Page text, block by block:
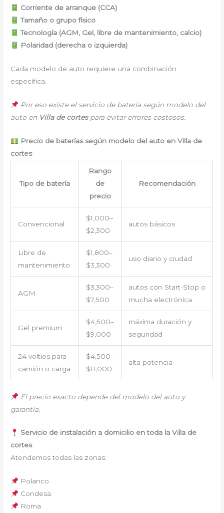
Corriente de arranque (CCA)
Tamaño o grupo físico
Tecnología (AGM, Gel, libre de mantenimiento, calcio)
Polaridad (derecha o izquierda)
Cada modelo de auto requiere una combinación
específica.
Por eso existe el servicio de batería según modelo del
auto en Villa de cortespara evitar errores costosos.
Precio de baterías según modelo del auto en Villa de
cortes
Tipo de batería
Rango
de
precio
Recomendación
Convencional
$1,000–
$2,300
autos básicos
Libre de
mantenimiento
$1,800–
$3,300
uso diario y ciudad
AGM
$3,300–
$7,500
autos con Start-Stop o
mucha electrónica
Gel premium
$4,500–
$9,000
máxima duración y
seguridad
24 voltios para
camión o carga
$4,500–
$11,000
alta potencia
El precio exacto depende del modelo del auto y
garantía.
Servicio de instalación a domicilio en toda la Villa de
cortes
Atendemos todas las zonas:
Polanco
Condesa
Roma